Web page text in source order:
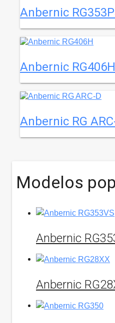
Anbernic
Anbernic RG406H
Anbernic RG
Modelos
Anbernic
Anbernic